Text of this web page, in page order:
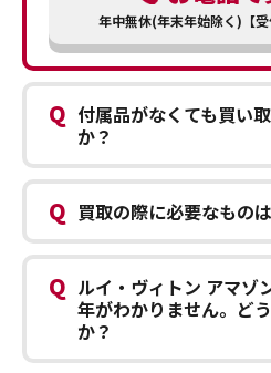
年中無休(年末年始除く)【
Q 付属品がなくても買い
か？
Q 買取の際に必要なもの
Q ルイ・ヴィトン アマゾ
年がわかりません。ど
か？